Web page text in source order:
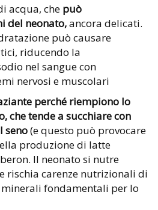
acqua, che può
del neonato,ancora delicati.
può causare
riducendo la
nel sangue con
nervosi e muscolari
perché riempiono lo
che tende a succhiare con
seno(e questo può provocare
produzione di latte
Il neonato si nutre
rischia carenze nutrizionali di
fondamentali per lo